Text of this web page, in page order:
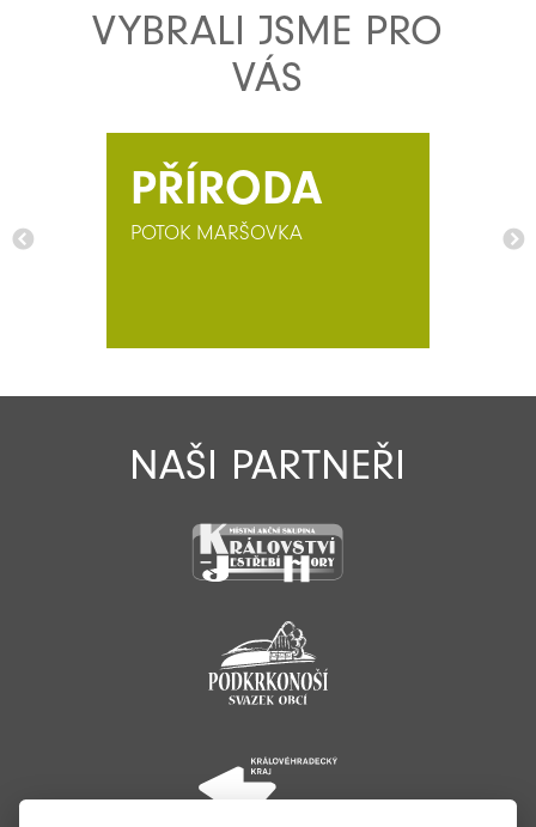
VYBRALI JSME PRO
VÁS
PŘÍRODA
POTOK MARŠOVKA
NAŠI PARTNEŘI